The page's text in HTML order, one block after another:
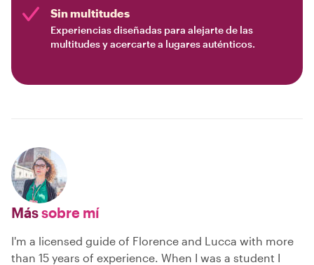
Sin multitudes
Experiencias diseñadas para alejarte de las
multitudes y acercarte a lugares auténticos.
Mássobre mí
I'm a licensed guide of Florence and Lucca with more
than 15 years of experience. When I was a student I